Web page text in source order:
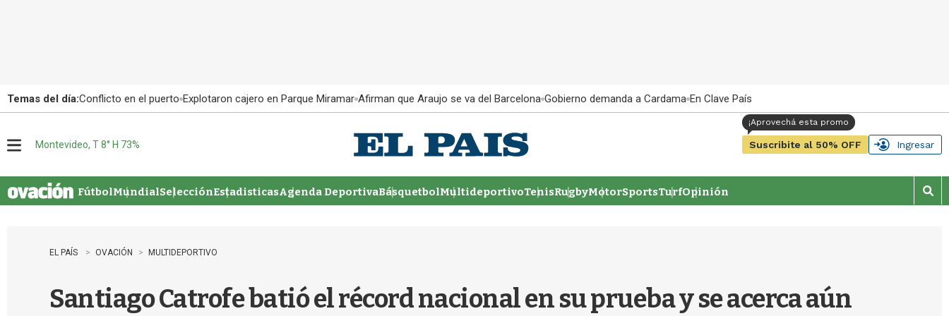
Temas del día:Conflicto en el puerto Explotaron cajero en Parque Miramar Afirman que Araujo se va del Barcelona Gobierno demanda a Cardama En Clave País
u
Montevideo, T 8° H 73% Suscribite al 50% OFF Ingresar
FútbolMundialSelecciónEstadisticasAgenda DeportivaBásquetbolMultideportivoTenisRugbyMotorSportsTurfOpinión
M
o
EL PAÍS OVACIÓN MULTIDEPORTIVO
Santiago Catrofe batió el récord nacional en su prueba y se acerca aún